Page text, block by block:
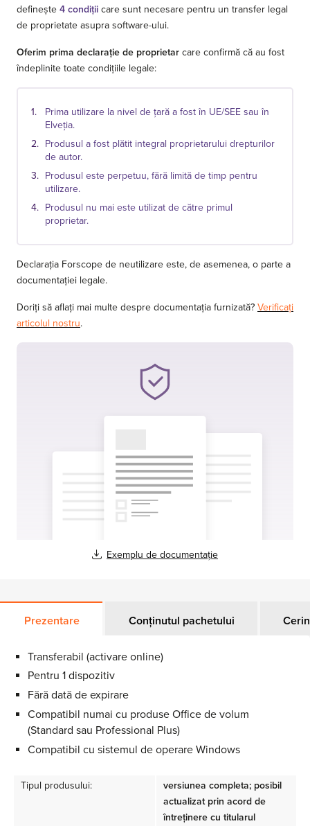
definește 4 condiții care sunt necesare pentru un transfer legal
de proprietate asupra software-ului.
Oferim prima declarație de proprietar care confirmă că au fost
îndeplinite toate condițiile legale:
Prima utilizare la nivel de țară a fost în UE/SEE sau în
Elveția.
Produsul a fost plătit integral proprietarului drepturilor
de autor.
Produsul este perpetuu, fără limită de timp pentru
utilizare.
Produsul nu mai este utilizat de către primul
proprietar.
Declarația Forscope de neutilizare este, de asemenea, o parte a
documentației legale.
Doriți să aflați mai multe despre documentația furnizată? Verificați
articolul nostru.
Exemplu de documentație
Prezentare Conținutul pachetului
Transferabil (activare online)
Pentru 1 dispozitiv
Fără dată de expirare
Compatibil numai cu produse Office de volum
(Standard sau Professional Plus)
Compatibil cu sistemul de operare Windows
Tipul produsului:
versiunea completa; posibil
actualizat prin acord de
întreținere cu titularul